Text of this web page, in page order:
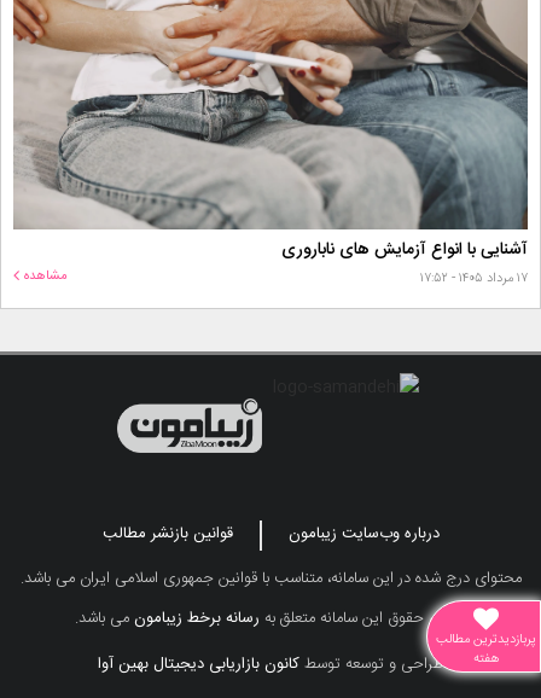
آشنایی با انواع آزمایش های ناباروری
۱۷ مرداد ۱۴۰۵ - ۱۷:۵۲ مشاهده
درباره وب‌سایت زیبامون
قوانین بازنشر مطالب
محتوای درج شده در این سامانه، متناسب با قوانین جمهوری اسلامی ایران می باشد.
تمامی حقوق این سامانه متعلق به رسانه برخط زیبامونمی باشد.
طراحی و توسعه توسطکانون بازاریابی دیجیتال بهین آوا
پربازدیدترین مطالب
هفته